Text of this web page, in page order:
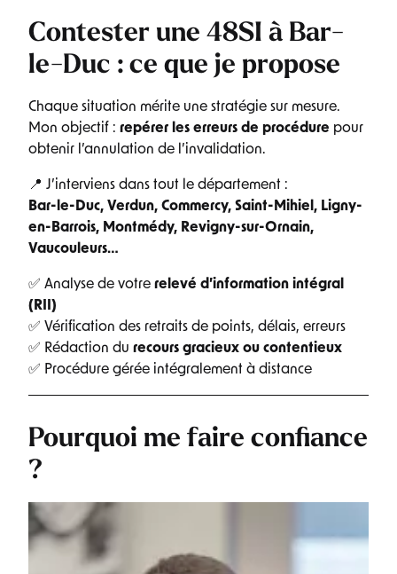
Contester une 48SI à Bar-
le-Duc : ce que je propose
Chaque situation mérite une stratégie sur mesure.
Mon objectif : repérer les erreurs de procédure pour
obtenir l’annulation de l’invalidation.
📍 J’interviens dans tout le département :
Bar-le-Duc, Verdun, Commercy, Saint-Mihiel, Ligny-
en-Barrois, Montmédy, Revigny-sur-Ornain,
Vaucouleurs…
✅ Analyse de votre relevé d’information intégral
(RII)
✅ Vérification des retraits de points, délais, erreurs
✅ Rédaction du recours gracieux ou contentieux
✅ Procédure gérée intégralement à distance
Pourquoi me faire confiance
?